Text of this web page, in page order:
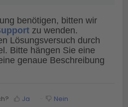
benötigen, bitten wir
zu wenden.
Lösungsversuch durch
Bitte hängen Sie eine
genaue Beschreibung
Ja Nein